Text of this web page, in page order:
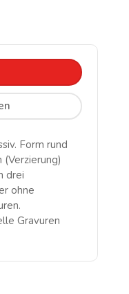
Form rund
drei
ohne
Gravuren